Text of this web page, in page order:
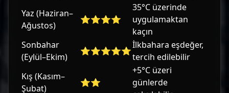
Yaz (Haziran–
Ağustos)
⭐⭐⭐⭐
35°C üzerinde
uygulamaktan
kaçın
Sonbahar
(Eylül–Ekim)
⭐⭐⭐⭐⭐
İlkbahara eşdeğer,
tercih edilebilir
Kış (Kasım–
Şubat)
⭐⭐
+5°C üzeri
günlerde